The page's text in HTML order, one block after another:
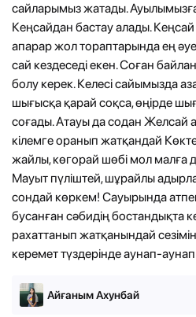
сайларымыз жатады. Ауылымызға
Кеңсайдан бастау алады.
апарар жол тораптарында ең
сай кездеседі екен. Соған
болу керек. Келесі сайымызда
шығысқа қарай соқса, өңірде
соғады. Атауы да содан Желсай
кілемге оранып жатқандай
жайлы, көгорай шөбі мол малға
Мауыт пүліштей, шұрайлы
сондай көркем! Сауырында
бусанған сәбидің бостандықта
рахаттанып жатқанындай
керемет түздерінде аунап-
Айғаным Ахунбай